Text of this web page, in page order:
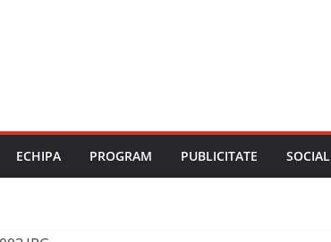
ECHIPA PROGRAM PUBLICITATE SOCIAL